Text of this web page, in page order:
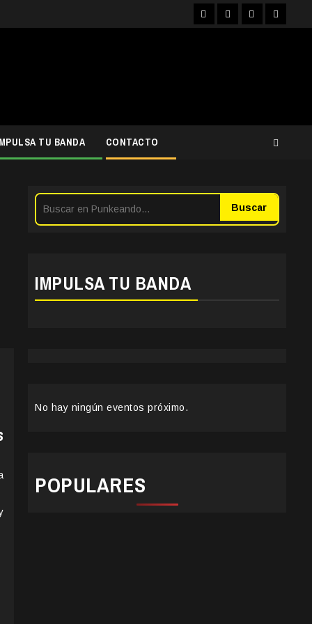
FacebookInstagram
YouTubeTwitter
TU BANDA CONTACTO
Buscar
IMPULSA TU BANDA
No hay ningún eventos próximo.
POPULARES